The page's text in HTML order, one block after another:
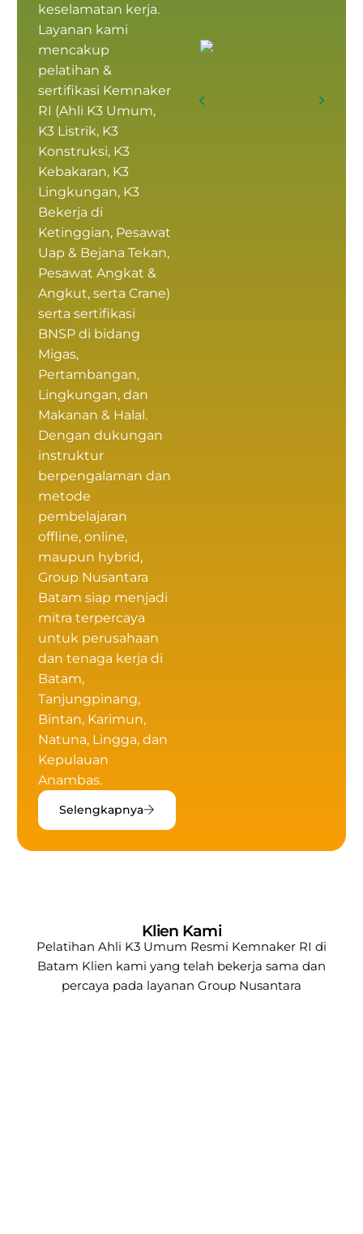
keselamatan kerja.
Layanan kami
mencakup
pelatihan &
sertifikasi Kemnaker
RI (Ahli K3 Umum,
K3 Listrik, K3
Konstruksi, K3
Kebakaran, K3
Lingkungan, K3
Bekerja di
Ketinggian, Pesawat
Uap & Bejana Tekan,
Pesawat Angkat &
Angkut, serta Crane)
serta sertifikasi
BNSPdi bidang
Migas,
Pertambangan,
Lingkungan, dan
Makanan & Halal.
Dengan dukungan
instruktur
berpengalaman dan
metode
pembelajaran
offline, online,
maupun hybrid,
Group Nusantara
Batam siap menjadi
mitra terpercaya
untuk perusahaan
dan tenaga kerja di
Batam,
Tanjungpinang,
Bintan, Karimun,
Natuna, Lingga, dan
Kepulauan
Anambas.
Selengkapnya
Klien Kami
Pelatihan Ahli K3 Umum Resmi Kemnaker RI di
Batam Klien kami yang telah bekerja sama dan
percaya pada layanan Group Nusantara